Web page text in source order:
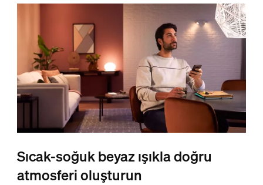
Sıcak-soğuk beyaz ışıkla doğru
atmosferi oluşturun